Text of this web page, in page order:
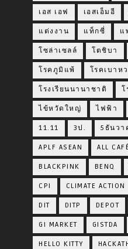
เอส เอฟ เอสเอ็มอี
แต่งงาน แท็กซี่ แ
โซล่าเซลล์ โตชิบา
โรคภูมิแพ้ โรคเบาห
โรงเรียนนานาชาติ โ
ไข้หวัดใหญ่ ไฟฟ้า
11.11 3ป. 5ธันวา
APLF ASEAN ALL CAFÉ
BLACKPINK BENQ
CPI CLIMATE ACTION
DIT DITP DEPOT
GI MARKET GISTDA
HELLO KITTY